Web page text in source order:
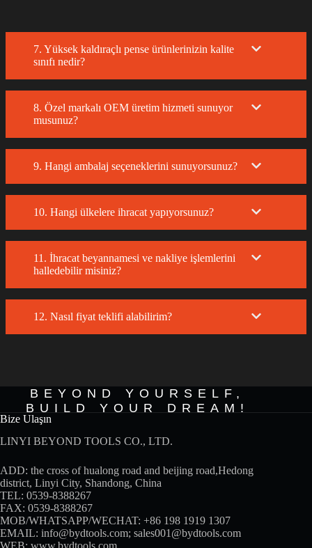
7. Yüksek kaldıraçlı pense ürünlerinizin kalite
sınıfı nedir?
8. Özel markalı OEM üretim hizmeti sunuyor
musunuz?
9. Hangi ambalaj seçeneklerini sunuyorsunuz?
10. Hangi ülkelere ihracat yapıyorsunuz?
11. İhracat beyannamesi ve nakliye işlemlerini
halledebilir misiniz?
12. Nasıl fiyat teklifi alabilirim?
BEYOND YOURSELF,
BUILD YOUR DREAM!
Bize Ulaşın
LINYI BEYOND TOOLS CO., LTD.
ADD: the cross of hualong road and beijing road,Hedong
district, Linyi City, Shandong, China
TEL: 0539-8388267
FAX: 0539-8388267
MOB/WHATSAPP/WECHAT: +86 198 1919 1307
EMAIL: info@bydtools.com; sales001@bydtools.com